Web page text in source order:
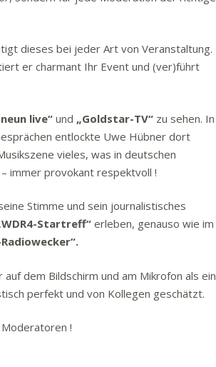
dieses bei jeder Art von Veranstaltung.
er charmant Ihr Event und (ver)führt
live“ und „Goldstar-TV“ zu sehen. In
entlockte Uwe Hübner dort
vieles, was in deutschen
immer provokant respektvoll !
Stimme und sein journalistisches
Startreff“ erleben, genauso wie im
Radiowecker“.
dem Bildschirm und am Mikrofon als ein
perfekt und von Kollegen geschätzt.
!